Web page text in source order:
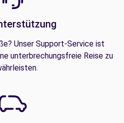
Unser Support-Service ist
unterbrechungsfreie Reise zu